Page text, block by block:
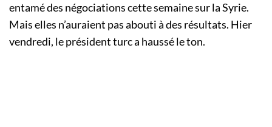
entamé des négociations cette semaine sur la Syrie.
Mais elles n’auraient pas abouti à des résultats. Hier
vendredi, le président turc a haussé le ton.